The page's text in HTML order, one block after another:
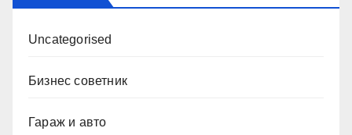
Uncategorised
Бизнес советник
Гараж и авто